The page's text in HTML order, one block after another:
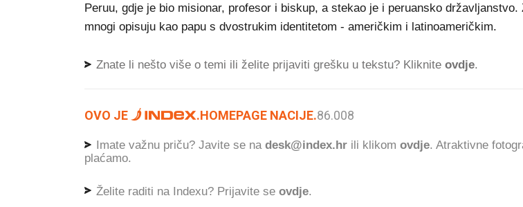
Peruu, gdje je bio misionar, profesor i biskup, a stekao je i peruansko državljanstvo.
mnogi opisuju kao papu s dvostrukim identitetom - američkim i latinoameričkim.
Znate li nešto više o temi ili želite prijaviti grešku u tekstu? Kliknite ovdje.
OVO JE .HOMEPAGE NACIJE.86.008
Imate važnu priču? Javite se na desk@index.hr ili klikom ovdje. Atraktivne
plaćamo.
Želite raditi na Indexu? Prijavite se ovdje.